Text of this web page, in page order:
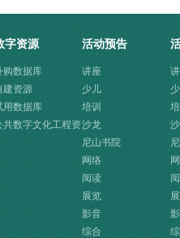
字资源
购数据库
建资源
用数据库
共数字文化工程资
活动预告
讲座
少儿
培训
沙龙
尼山书院
网络
阅读
展览
影音
综合